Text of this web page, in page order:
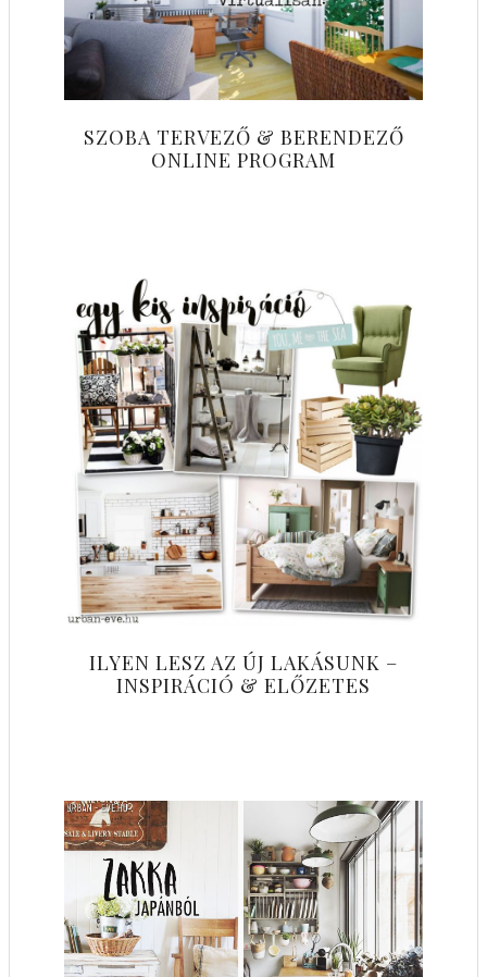
SZOBA TERVEZŐ & BERENDEZŐ
ONLINE PROGRAM
ILYEN LESZ AZ ÚJ LAKÁSUNK –
INSPIRÁCIÓ & ELŐZETES